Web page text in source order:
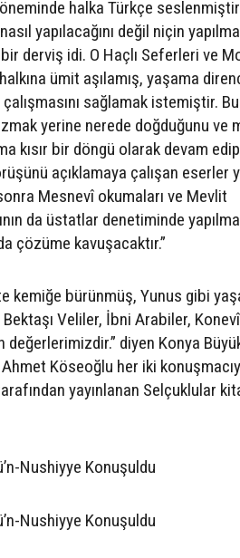
halka Türkçe
yapılacağını değil niçin
derviş idi. O Haçlı Seferleri ve
ümit aşılamış, yaşama
sağlamak istemiştir.
yerine nerede doğduğunu ve
kısır bir döngü olarak devam
açıklamaya çalışan eserler
Mesnevî okumaları ve Mevlit
da üstatlar denetiminde
çözüme kavuşacaktır.”
kemiğe bürünmüş, Yunus gibi
Veliler, İbni Arabiler,
diyen Konya
Köseoğlu her iki
yayınlanan Selçuklular